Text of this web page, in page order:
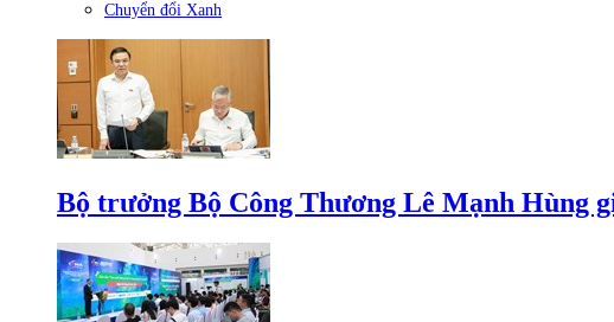
Chuyển đổi Xanh
Bộ trưởng Bộ Công Thương Lê Mạnh Hùng